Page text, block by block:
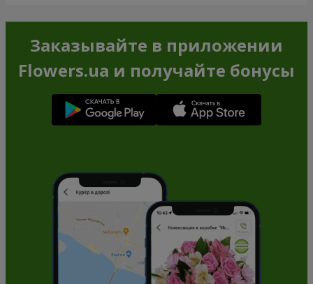
Заказывайте в приложении
Flowers.ua и получайте бонусы